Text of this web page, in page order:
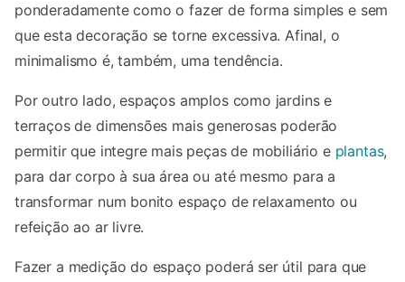
ponderadamente como o fazer de forma simples e sem
que esta decoração se torne excessiva. Afinal, o
minimalismo é, também, uma tendência.
Por outro lado, espaços amplos como jardins e
terraços de dimensões mais generosas poderão
permitir que integre mais peças de mobiliário e plantas,
para dar corpo à sua área ou até mesmo para a
transformar num bonito espaço de relaxamento ou
refeição ao ar livre.
Fazer a medição do espaço poderá ser útil para que